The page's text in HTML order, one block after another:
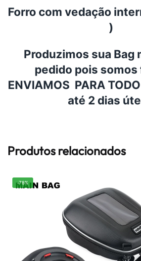
Forro com vedação
)
Produzimos sua Bag
pedido pois somos
ENVIAMOS PARA
até 2 dias
Produtos relacionados
-78%